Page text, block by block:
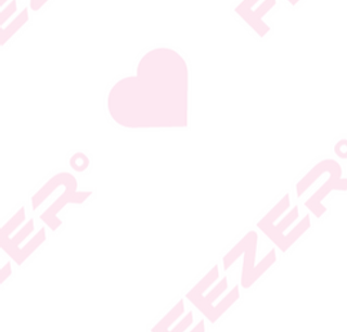
* טעות סופר בתיאור המוצר
או במחירו לא תחייב את